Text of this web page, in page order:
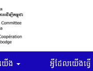
ើង អ្វីដែលយើងធ្វើ